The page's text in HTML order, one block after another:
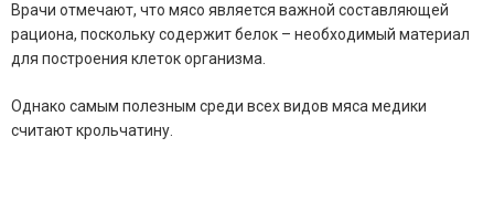
Врачи отмечают, что мясо является важной составляющей
рациона, поскольку содержит белок – необходимый материал
для построения клеток организма.
Однако самым полезным среди всех видов мяса медики
считают крольчатину.